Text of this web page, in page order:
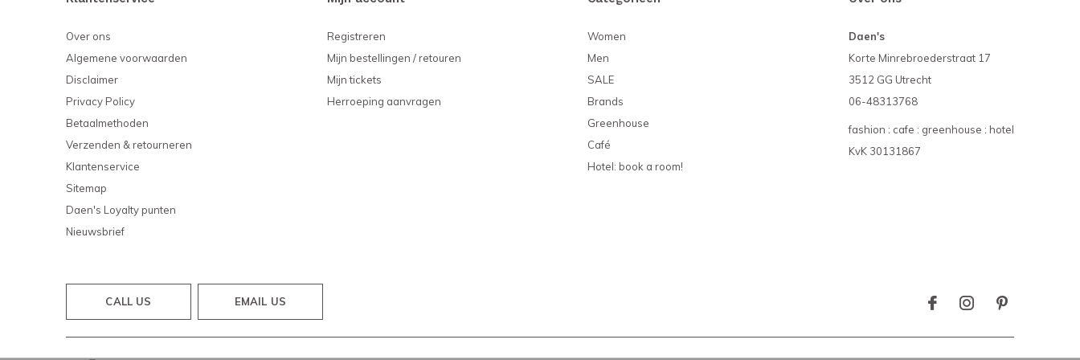
Over ons
Algemene voorwaarden
Disclaimer
Privacy Policy
Betaalmethoden
Verzenden & retourneren
Klantenservice
Sitemap
Daen's Loyalty punten
Nieuwsbrief
Registreren
Mijn bestellingen / retouren
Mijn tickets
Herroeping aanvragen
Women
Men
SALE
Brands
Greenhouse
Café
Hotel: book a room!
Daen's
Korte Minrebroederstraat 17
3512 GG Utrecht
06-48313768
fashion : cafe : greenhouse : hotel
KvK 30131867
CALL US EMAIL US